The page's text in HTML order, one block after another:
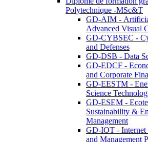
Polytechnique -MSc&T
GD-AIM -
Advanced Visual
GD-CYBSEC -
and Defenses
GD-DSB - Data
GD-EDCF -
and Corporate
GD-EESTM -
Science
GD-ESEM -
Sustainability &
Management
GD-IOT - Internet
and Management